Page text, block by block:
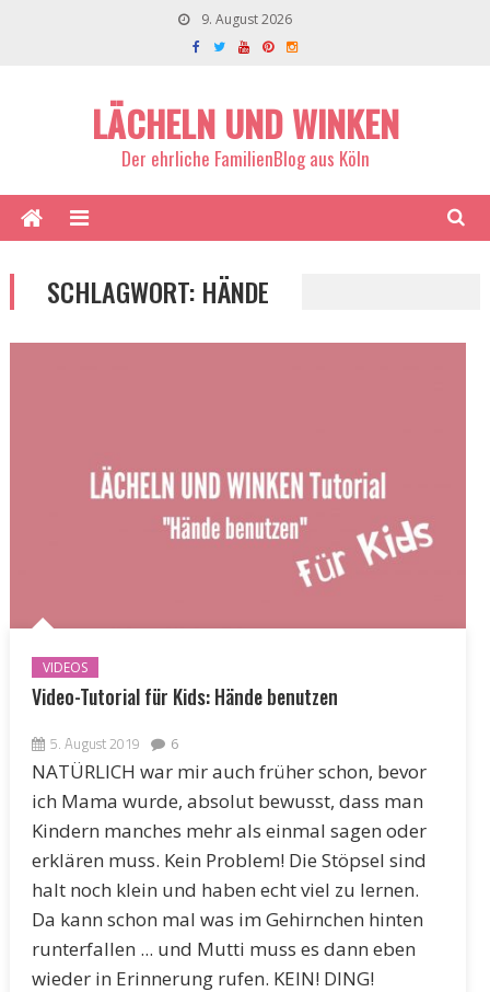
9. August 2026
LÄCHELN UND WINKEN
Der ehrliche FamilienBlog aus Köln
SCHLAGWORT: HÄNDE
VIDEOS
Video-Tutorial für Kids: Hände benutzen
5. August 2019 6
NATÜRLICH war mir auch früher schon, bevor
ich Mama wurde, absolut bewusst, dass man
Kindern manches mehr als einmal sagen oder
erklären muss. Kein Problem! Die Stöpsel sind
halt noch klein und haben echt viel zu lernen.
Da kann schon mal was im Gehirnchen hinten
runterfallen ... und Mutti muss es dann eben
wieder in Erinnerung rufen. KEIN! DING!